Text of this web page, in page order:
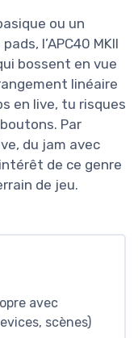
ou un
l’APC40 MKII
bossent en vue
linéaire
en live, tu risques
Par
du jam avec
de ce genre
de jeu.
avec
scènes)